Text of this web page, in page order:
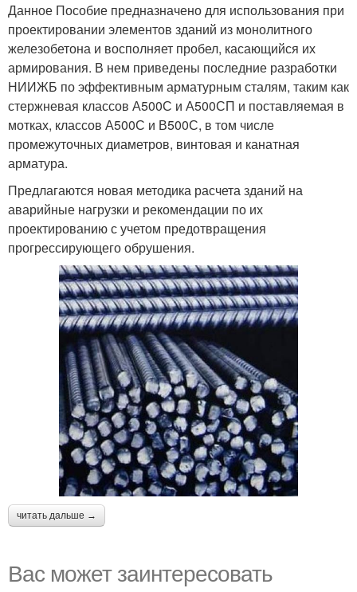
Данное Пособие предназначено для использования при
проектировании элементов зданий из монолитного
железобетона и восполняет пробел, касающийся их
армирования. В нем приведены последние разработки
НИИЖБ по эффективным арматурным сталям, таким как
стержневая классов А500С и А500СП и поставляемая в
мотках, классов А500С и В500С, в том числе
промежуточных диаметров, винтовая и канатная
арматура.
Предлагаются новая методика расчета зданий на
аварийные нагрузки и рекомендации по их
проектированию с учетом предотвращения
прогрессирующего обрушения.
читать дальше →
Вас может заинтересовать